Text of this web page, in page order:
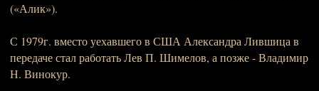
(«Алик»).
С 1979г. вместо уехавшего в США Александра Лившица в
передаче стал работать Лев П. Шимелов, а позже - Владимир
Н. Винокур.